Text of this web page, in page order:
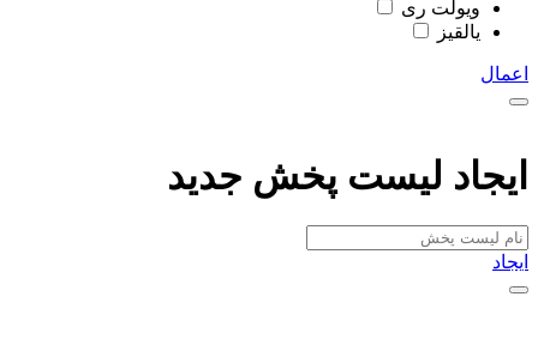
ویولت ری
یالقیز
اعمال
ایجاد لیست پخش جدید
ایجاد